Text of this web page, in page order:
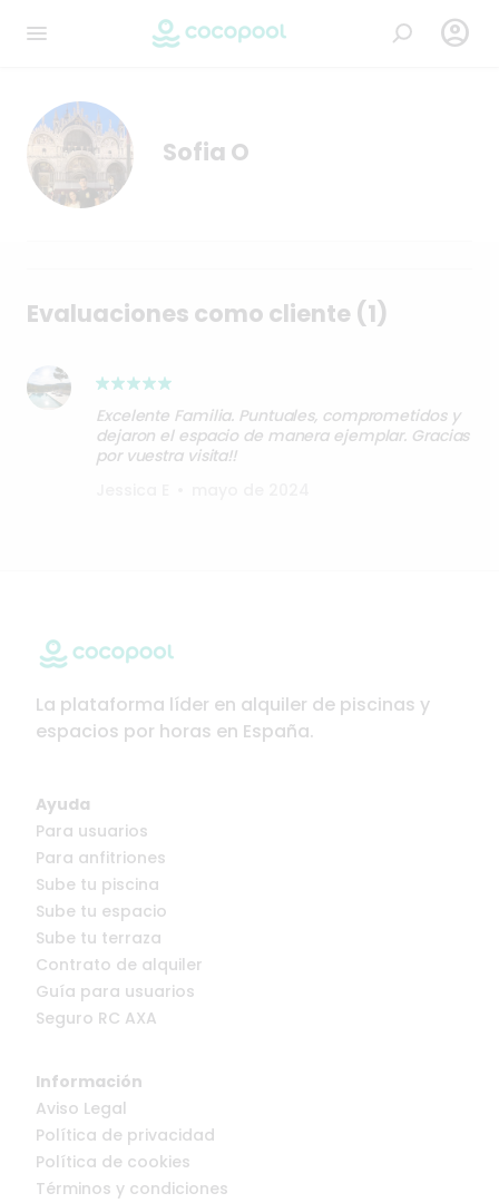

Sofia O
Evaluaciones como cliente (1)
Excelente Familia. Puntuales, comprometidos y
dejaron el espacio de manera ejemplar. Gracias
por vuestra visita!!
La plataforma líder en alquiler de piscinas y
espacios por horas en España.
Ayuda
Para usuarios
Para anfitriones
Sube tu piscina
Sube tu espacio
Sube tu terraza
Contrato de alquiler
Guía para usuarios
Seguro RC AXA
Información
Aviso Legal
Política de privacidad
Política de cookies
Términos y condiciones